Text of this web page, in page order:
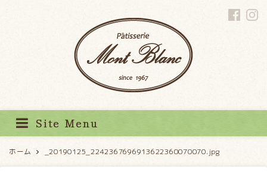
Site Menu
ホーム _20190125_2242367696913622360070070.jpg